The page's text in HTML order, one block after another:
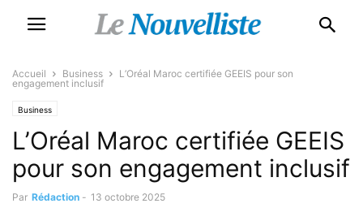
Accueil Business
L’Oréal Maroc certifiée GEEIS pour son
engagement inclusif
Business
L’Oréal Maroc certifiée GEEIS
pour son engagement inclusif
Par Rédaction - 13 octobre 2025